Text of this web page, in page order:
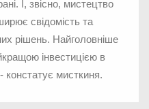
І, звісно, мистецтво
свідомість та
рішень. Найголовніше
інвестицією в
констатує мисткиня.